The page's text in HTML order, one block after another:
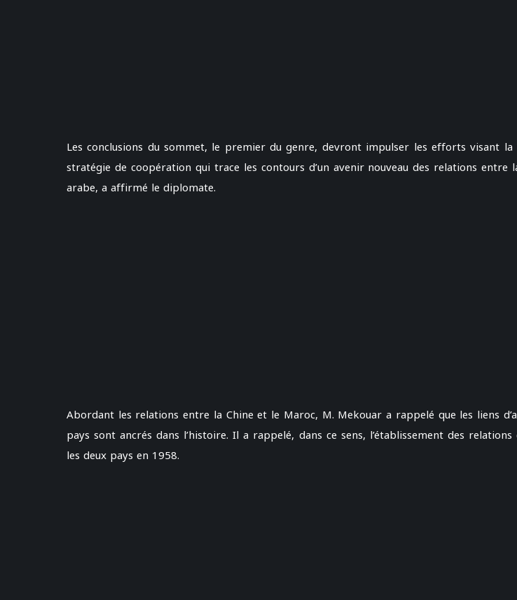
Les conclusions du sommet, le premier du genre, devront impulser les efforts visant la
stratégie de coopération qui trace les contours d’un avenir nouveau des relations entre
arabe, a affirmé le diplomate.
Abordant les relations entre la Chine et le Maroc, M. Mekouar a rappelé que les liens
pays sont ancrés dans l’histoire. Il a rappelé, dans ce sens, l’établissement des
les deux pays en 1958.